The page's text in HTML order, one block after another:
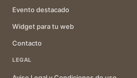
Evento destacado
Widget para tu web
Contacto
LEGAL